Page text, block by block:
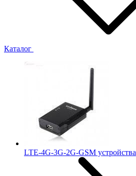
Каталог
LTE-4G-3G-2G-GSM устройства